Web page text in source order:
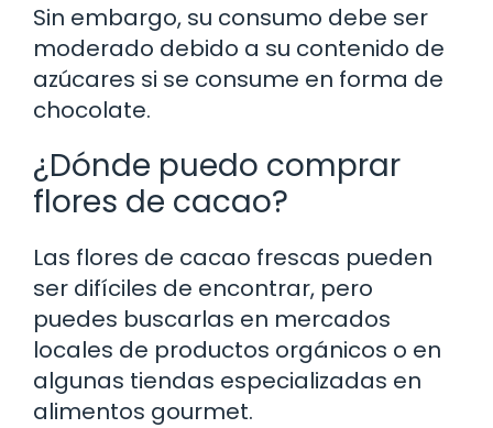
Sin embargo, su consumo debe ser
moderado debido a su contenido de
azúcares si se consume en forma de
chocolate.
¿Dónde puedo comprar
flores de cacao?
Las flores de cacao frescas pueden
ser difíciles de encontrar, pero
puedes buscarlas en mercados
locales de productos orgánicos o en
algunas tiendas especializadas en
alimentos gourmet.